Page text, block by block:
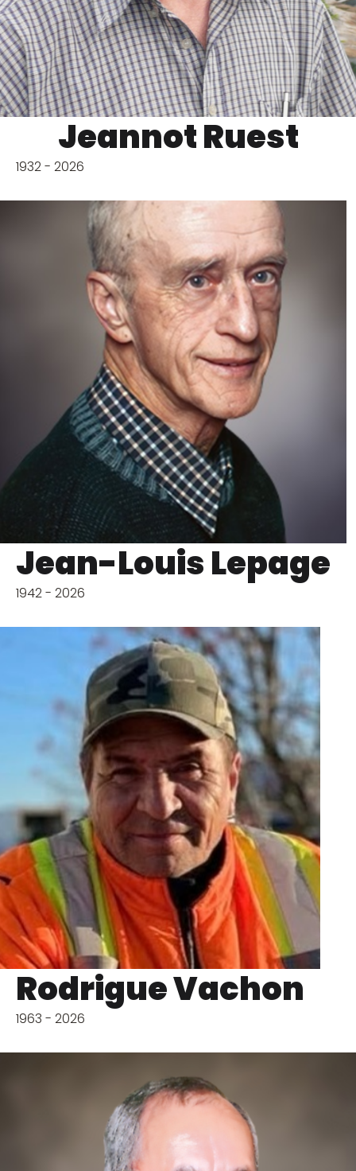
Jeannot Ruest
1932 - 2026
Jean-Louis Lepage
1942 - 2026
Rodrigue Vachon
1963 - 2026